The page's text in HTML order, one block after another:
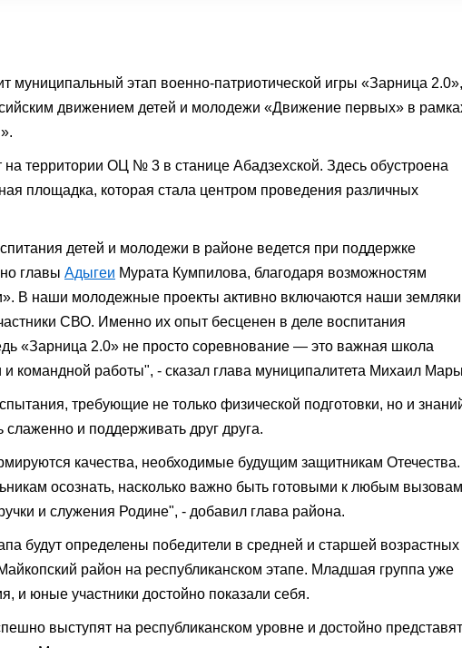
муниципальный этап военно-патриотической игры «Зарница 2.0»,
движением детей и молодежи «Движение первых» в
на территории ОЦ № 3 в станице Абадзехской. Здесь обустроена
площадка, которая стала центром проведения различных
детей и молодежи в районе ведется при поддержке
главы Адыгеи Мурата Кумпилова, благодаря возможностям
В наши молодежные проекты активно включаются наши
СВО. Именно их опыт бесценен в деле воспитания
«Зарница 2.0» не просто соревнование — это важная школа
и командной работы", - сказал глава муниципалитета Михаил
требующие не только физической подготовки, но и
слаженно и поддерживать друг друга.
качества, необходимые будущим защитникам Отечества.
осознать, насколько важно быть готовыми к любым
и служения Родине", - добавил глава района.
будут определены победители в средней и старшей возрастных
район на республиканском этапе. Младшая группа уже
и юные участники достойно показали себя.
выступят на республиканском уровне и достойно представят